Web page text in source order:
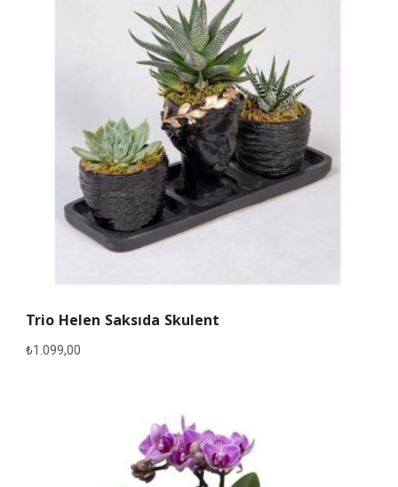
Trio Helen Saksıda Skulent
₺1.099,00